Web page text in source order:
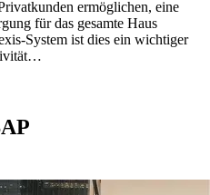
ermöglichen, eine
für das gesamte Haus
System ist dies ein wichtiger